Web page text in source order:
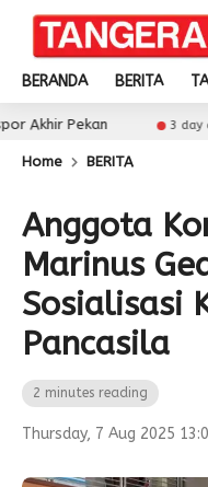
BERANDA BERITA
3 day ago
Home BERITA
Anggota
Marinus
Sosialisasi
Pancasila
2 minutes reading
Thursday, 7 Aug 2025